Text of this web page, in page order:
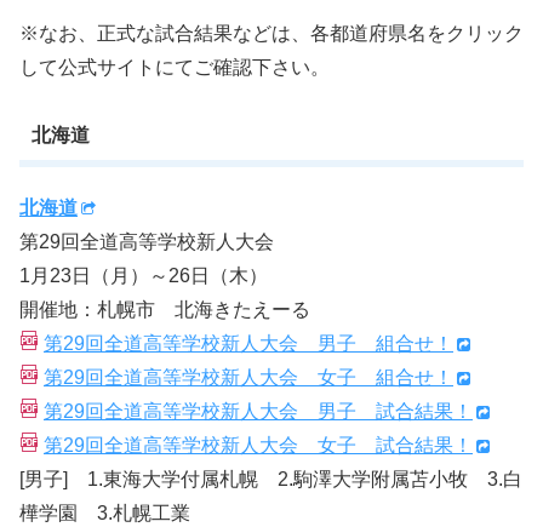
※なお、正式な試合結果などは、各都道府県名をクリック
して公式サイトにてご確認下さい。
北海道
北海道
第29回全道高等学校新人大会
1月23日（月）～26日（木）
開催地：札幌市 北海きたえーる
第29回全道高等学校新人大会 男子 組合せ！
第29回全道高等学校新人大会 女子 組合せ！
第29回全道高等学校新人大会 男子 試合結果！
第29回全道高等学校新人大会 女子 試合結果！
[男子] 1.東海大学付属札幌 2.駒澤大学附属苫小牧 3.白
樺学園 3.札幌工業